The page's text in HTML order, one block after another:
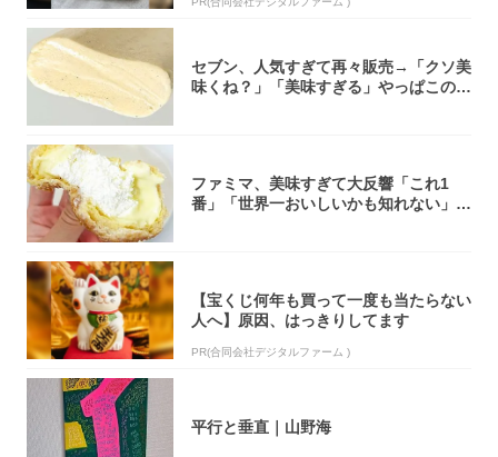
セブン、人気すぎて再々販売→「クソ美
味くね？」「美味すぎる」やっぱこのク
ファミマ、美味すぎて大反響「これ1
番」「世界一おいしいかも知れない」
【宝くじ何年も買って一度も当たらない
人へ】原因、はっきりしてます
PR(合同会社デジタルファーム )
平行と垂直｜山野海